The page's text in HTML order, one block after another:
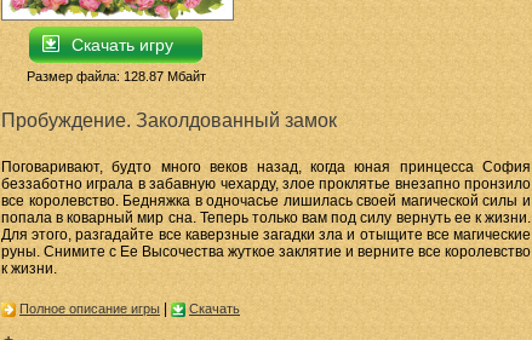
Скачать игру
Размер файла: 128.87 Мбайт
Пробуждение. Заколдованный замок
Поговаривают, будто много веков назад, когда юная принцесса София
беззаботно играла в забавную чехарду, злое проклятье внезапно пронзило
все королевство. Бедняжка в одночасье лишилась своей магической силы и
попала в коварный мир сна. Теперь только вам под силу вернуть ее к жизни.
Для этого, разгадайте все каверзные загадки зла и отыщите все магические
руны. Снимите с Ее Высочества жуткое заклятие и верните все королевство
к жизни.
Полное описание игры Скачать